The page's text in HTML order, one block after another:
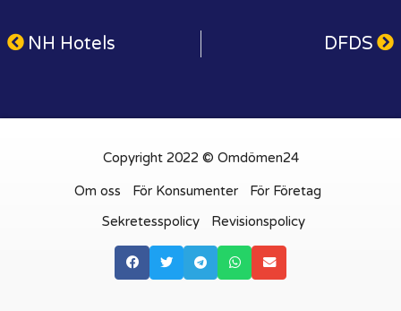
NH Hotels DFDS
Copyright 2022 © Omdömen24
Om oss För Konsumenter
För Företag
Sekretesspolicy
Revisionspolicy